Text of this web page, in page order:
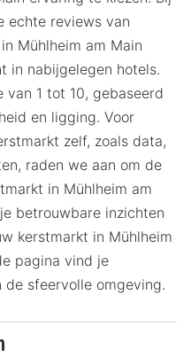
echte reviews van
Mühlheim am Main
in nabijgelegen hotels.
van 1 tot 10, gebaseerd
en ligging. Voor
zelf, zoals data,
raden we aan om de
in Mühlheim am
betrouwbare inzichten
kerstmarkt in Mühlheim
pagina vind je
de sfeervolle omgeving.